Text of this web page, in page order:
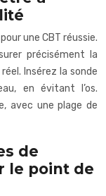
une CBT réussie.
précisément la
Insérez la sonde
en évitant l’os.
avec une plage de
de
le point de